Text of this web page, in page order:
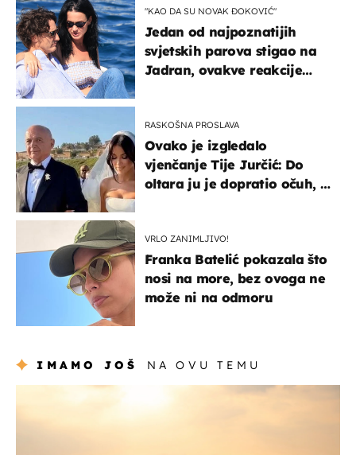
"KAO DA SU NOVAK ĐOKOVIĆ"
Jedan od najpoznatijih
svjetskih parova stigao na
Jadran, ovakve reakcije
RASKOŠNA PROSLAVA
Ovako je izgledalo
vjenčanje Tije Jurčić: Do
oltara ju je dopratio očuh, a
VRLO ZANIMLJIVO!
Franka Batelić pokazala što
nosi na more, bez ovoga ne
može ni na odmoru
IMAMO JOŠ NA OVU TEMU